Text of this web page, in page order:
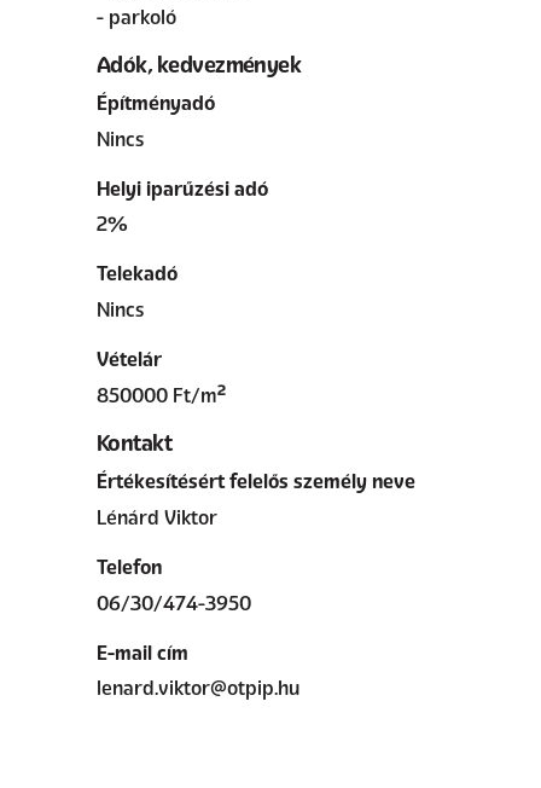
- parkoló
Adók, kedvezmények
Építményadó
Nincs
Helyi iparűzési adó
2%
Telekadó
Nincs
Vételár
850000 Ft/m²
Kontakt
Értékesítésért felelős személy neve
Lénárd Viktor
Telefon
06/30/474-3950
E-mail cím
lenard.viktor@otpip.hu